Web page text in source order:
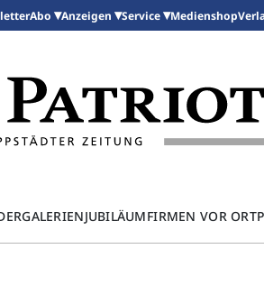
Abo Anzeigen Service Medienshop
JUBILÄUMFIRMEN VOR ORT